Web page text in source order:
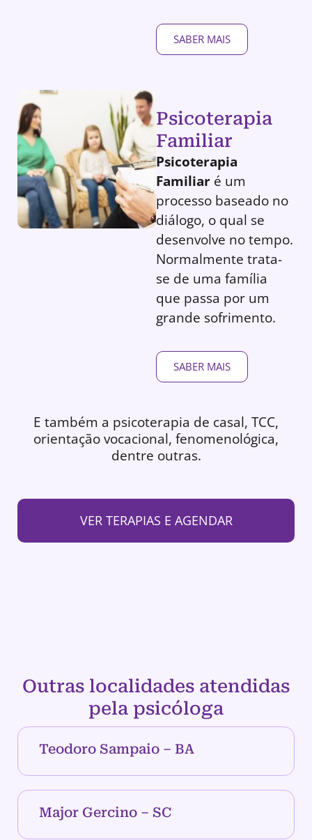
SABER MAIS
Psicoterapia
Familiar
Psicoterapia
Familiar é um
processo baseado no
diálogo, o qual se
desenvolve no tempo.
Normalmente trata-
se de uma família
que passa por um
grande sofrimento.
SABER MAIS
E também a psicoterapia de casal, TCC,
orientação vocacional, fenomenológica,
dentre outras.
VER TERAPIAS E AGENDAR
Outras localidades atendidas
pela psicóloga
Teodoro Sampaio – BA
Major Gercino – SC